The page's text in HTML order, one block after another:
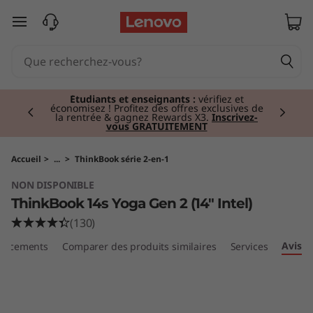
T
B
o
o
k
passer au contenu principal
Étudiants et enseignants : vérifiez et
économisez ! Profitez des offres exclusives de
la rentrée & gagnez Rewards X3. Inscrivez-
vous GRATUITEMENT
Currently displaying item 2 of 3
Accueil > ... > ThinkBook série 2-en-1
NON DISPONIBLE
ThinkBook 14s Yoga Gen 2 (14" Intel)
(130)
Comparer des produits similaires Services Avis